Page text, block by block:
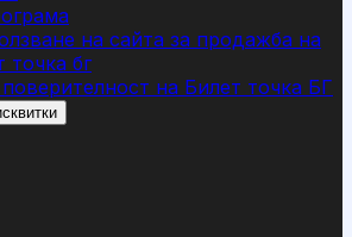
на сайта за продажба на
точка бг
на Билет точка БГ